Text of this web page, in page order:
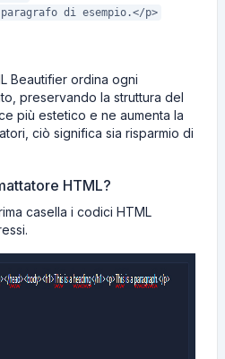
di esempio.</p>
Beautifier ordina ogni
preservando la struttura del
più estetico e ne aumenta la
ciò significa sia risparmio di
HTML?
casella i codici HTML